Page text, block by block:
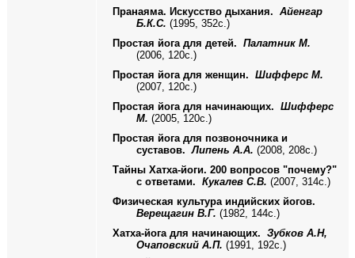
Пранаяма. Искусство дыхания. Айенгар
Б.К.С. (1995, 352с.)
Простая йога для детей. Палатник М.
(2006, 120с.)
Простая йога для женщин. Шифферс М.
(2007, 120с.)
Простая йога для начинающих. Шифферс
М. (2005, 120с.)
Простая йога для позвоночника и
суставов.Липень А.А. (2008, 208с.)
Тайны Хатха-йоги. 200 вопросов "почему?"
с ответами. Кукалев С.В. (2007, 314с.)
Физическая культура индийских йогов.
Верещагин В.Г. (1982, 144с.)
Хатха-йога для начинающих. Зубков А.Н,
Очаповский А.П. (1991, 192с.)